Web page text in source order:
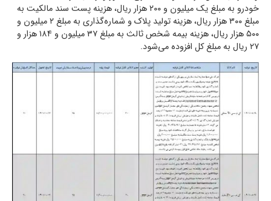
خودرو به مبلغ یک میلیون و ۲۰۰ هزار ریال، هزینه پست سند مالکیت به
مبلغ ۳۰۰ هزار ریال، هزینه تولید پلاک و شماره‌گذاری به مبلغ ۲ میلیون و
۵۰۰ هزار ریال، هزینه بیمه شخص ثالث به مبلغ ۳۷ میلیون و ۱۸۴ هزار و
۲۷ ریال به مبلغ کل افزوده می‌شود.